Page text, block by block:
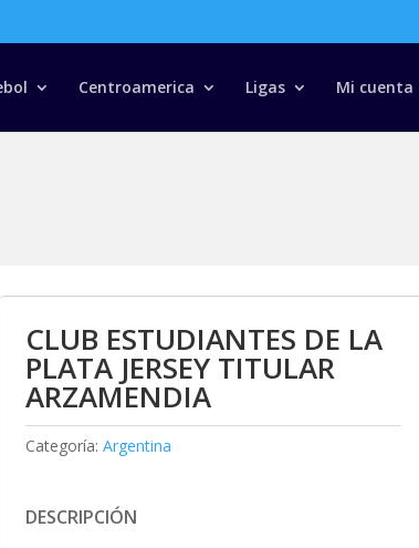
Centroamerica Ligas Mi cuenta
CLUB ESTUDIANTES DE LA
PLATA JERSEY TITULAR
ARZAMENDIA
Categoría: Argentina
DESCRIPCIÓN